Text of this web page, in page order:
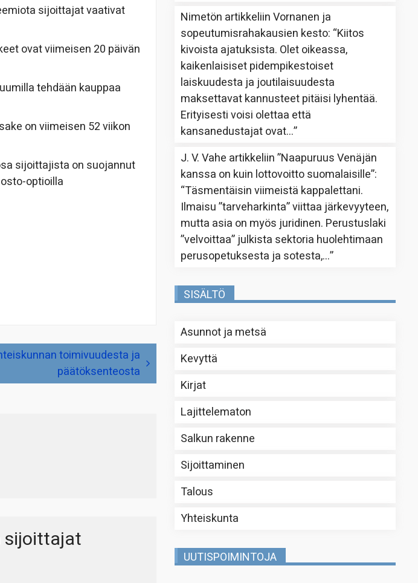
sijoittajat vaativat
ovat viimeisen 20 päivän
tehdään kauppaa
on viimeisen 52 viikon
sijoittajista on suojannut
optioilla
toimivuudesta ja
päätöksenteosta
sijoittajat
Nimetön artikkeliinVornanen ja
sopeutumisrahakausien kesto: “Kiitos
kivoista ajatuksista. Olet oikeassa,
kaikenlaisiset pidempikestoiset
laiskuudesta ja joutilaisuudesta
maksettavat kannusteet pitäisi lyhentää.
Erityisesti voisi olettaa että
kansanedustajat ovat…”
J. V. Vahe artikkeliin”Naapuruus Venäjän
kanssa on kuin lottovoitto suomalaisille”:
“Täsmentäisin viimeistä kappalettani.
Ilmaisu ”tarveharkinta” viittaa järkevyyteen,
mutta asia on myös juridinen. Perustuslaki
”velvoittaa” julkista sektoria huolehtimaan
perusopetuksesta ja sotesta,…”
SISÄLTÖ
Asunnot ja metsä
Kevyttä
Kirjat
Lajittelematon
Salkun rakenne
Sijoittaminen
Talous
Yhteiskunta
UUTISPOIMINTOJA